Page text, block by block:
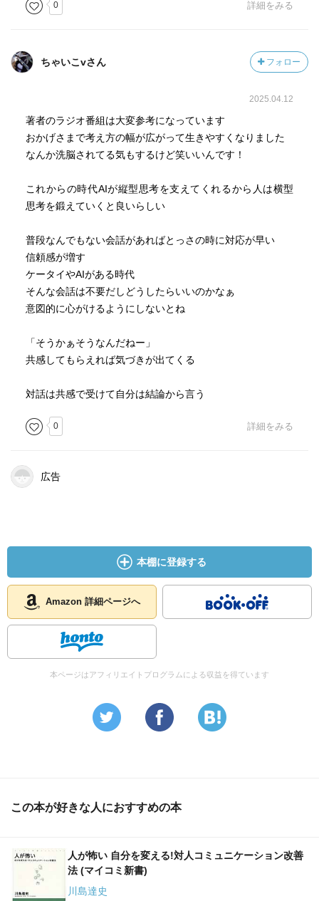
0 詳細をみる
ちゃいこvさん フォロー
2025.04.12
著者のラジオ番組は大変参考になっています
おかげさまで考え方の幅が広がって生きやすくなりました
なんか洗脳されてる気もするけど笑いいんです！
これからの時代AIが縦型思考を支えてくれるから人は横型
思考を鍛えていくと良いらしい
普段なんでもない会話があればとっさの時に対応が早い
信頼感が増す
ケータイやAIがある時代
そんな会話は不要だしどうしたらいいのかなぁ
意図的に心がけるようにしないとね
「そうかぁそうなんだねー」
共感してもらえれば気づきが出てくる
対話は共感で受けて自分は結論から言う
0 詳細をみる
広告
本棚に登録する
Amazon 詳細ページへ
本ページはアフィリエイトプログラムによる収益を得ています
この本が好きな人におすすめの本
人が怖い 自分を変える!対人コミュニケーション改善
法 (マイコミ新書)
川島達史